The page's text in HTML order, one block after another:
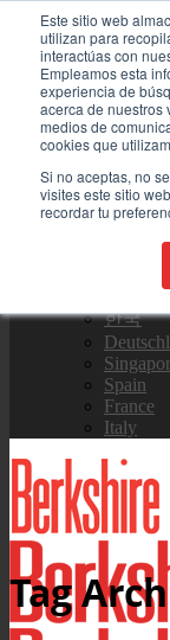
Este sitio web
utilizan para
interactúas con
Empleamos esta
experiencia de
acerca de nuestros
medios de
cookies que
Si no aceptas, no
visites este sitio
recordar tu
Skip to content
Contáctenos
Equipo de
Global
한국
Spain
France
Italy
Tag